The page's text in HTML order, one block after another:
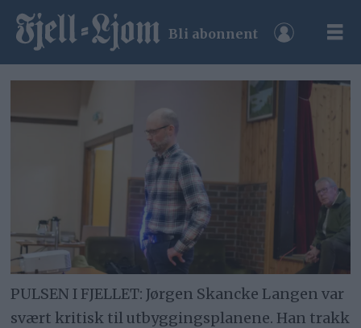
Bli abonnent
PULSEN I FJELLET: Jørgen Skancke Langen var
svært kritisk til utbyggingsplanene. Han trakk